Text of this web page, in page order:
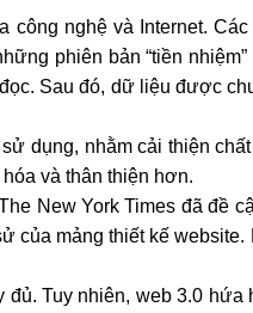
công nghệ và Internet.
phiên bản “tiền
Sau đó, dữ liệu được
dụng, nhằm cải thiện
và thân thiện hơn.
New York Times đã đề
của mảng thiết kế
Tuy nhiên, web 3.0